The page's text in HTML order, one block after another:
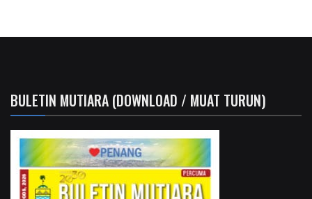
BULETIN MUTIARA (DOWNLOAD / MUAT TURUN)